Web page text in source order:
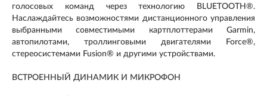
голосовых команд через технологию BLUETOOTH®.
Наслаждайтесь возможностями дистанционного управления
выбранными совместимыми картплоттерами Garmin,
автопилотами, троллинговыми двигателями Force®,
стереосистемами Fusion® и другими устройствами.
ВСТРОЕННЫЙ ДИНАМИК И МИКРОФОН